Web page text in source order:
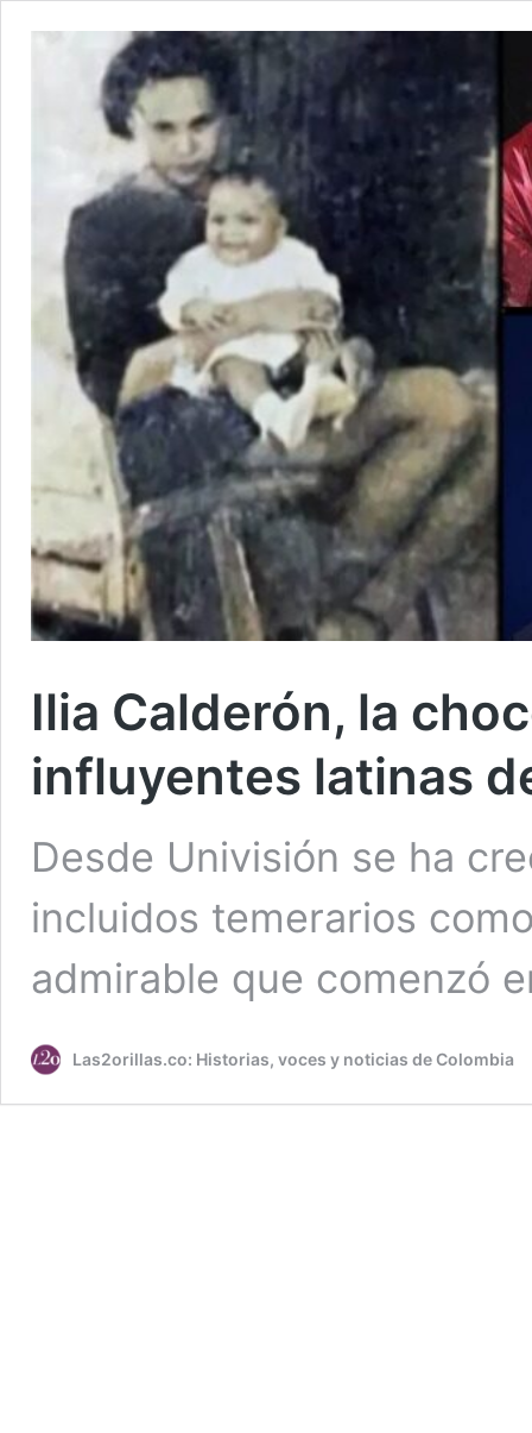
Ilia Calderón, la
influyentes latinas
Desde Univisión se ha
incluidos temerarios
admirable que comenzó
Las2orillas.co: Historias, voces y noticias de Colombia